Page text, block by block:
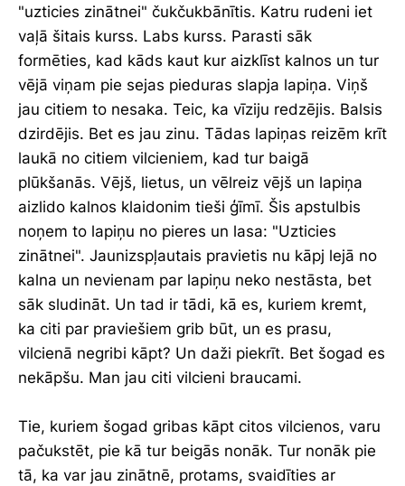
"uzticies zinātnei" čukčukbānītis. Katru rudeni iet
vaļā šitais kurss. Labs kurss. Parasti sāk
formēties, kad kāds kaut kur aizklīst kalnos un tur
vējā viņam pie sejas pieduras slapja lapiņa. Viņš
jau citiem to nesaka. Teic, ka vīziju redzējis. Balsis
dzirdējis. Bet es jau zinu. Tādas lapiņas reizēm krīt
laukā no citiem vilcieniem, kad tur baigā
plūkšanās. Vējš, lietus, un vēlreiz vējš un lapiņa
aizlido kalnos klaidonim tieši ģīmī. Šis apstulbis
noņem to lapiņu no pieres un lasa: "Uzticies
zinātnei". Jaunizspļautais pravietis nu kāpj lejā no
kalna un nevienam par lapiņu neko nestāsta, bet
sāk sludināt. Un tad ir tādi, kā es, kuriem kremt,
ka citi par praviešiem grib būt, un es prasu,
vilcienā negribi kāpt? Un daži piekrīt. Bet šogad es
nekāpšu. Man jau citi vilcieni braucami.
Tie, kuriem šogad gribas kāpt citos vilcienos, varu
pačukstēt, pie kā tur beigās nonāk. Tur nonāk pie
tā, ka var jau zinātnē, protams, svaidīties ar